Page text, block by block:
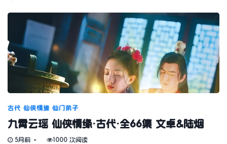
古代 仙侠情缘 仙门弟子
九霄云瑶 仙侠情缘·古代·全66集 文卓&陆烟
5月前 1000 次阅读